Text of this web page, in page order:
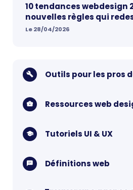
10 tendances webdesign
nouvelles règles qui
Le 28/04/2026
Outils pour les pros
Ressources web
Tutoriels UI & UX
Définitions web